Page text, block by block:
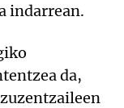
indarrean.
da,